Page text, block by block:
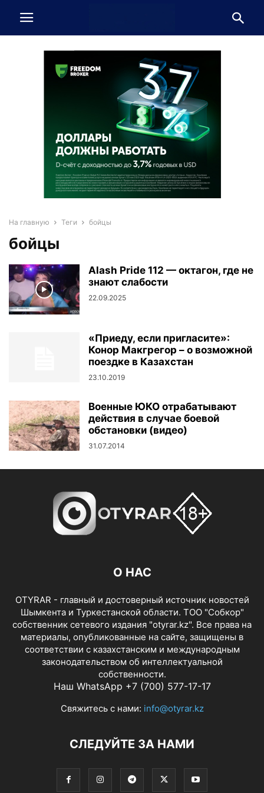
На главную Теги бойцы
бойцы
Alash Pride 112 — октагон, где не
знают слабости
22.09.2025
«Приеду, если пригласите»:
Конор Макгрегор – о возможной
поездке в Казахстан
23.10.2019
Военные ЮКО отрабатывают
действия в случае боевой
обстановки (видео)
31.07.2014
О НАС
OTYRAR - главный и достоверный источник новостей
Шымкента и Туркестанской области. ТОО "Собкор"
собственник сетевого издания "otyrar.kz". Все права на
материалы, опубликованные на сайте, защищены в
соответствии с казахстанским и международным
законодательством об интеллектуальной
собственности.
Наш WhatsApp +7 (700) 577-17-17
Свяжитесь с нами: info@otyrar.kz
СЛЕДУЙТЕ ЗА НАМИ